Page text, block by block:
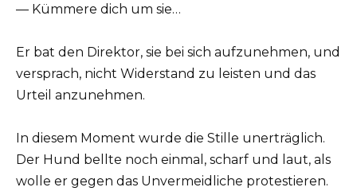
— Kümmere dich um sie…
Er bat den Direktor, sie bei sich aufzunehmen, und
versprach, nicht Widerstand zu leisten und das
Urteil anzunehmen.
In diesem Moment wurde die Stille unerträglich.
Der Hund bellte noch einmal, scharf und laut, als
wolle er gegen das Unvermeidliche protestieren.